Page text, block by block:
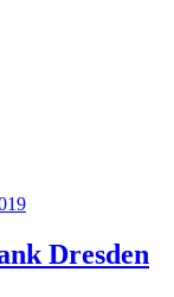
Dresden